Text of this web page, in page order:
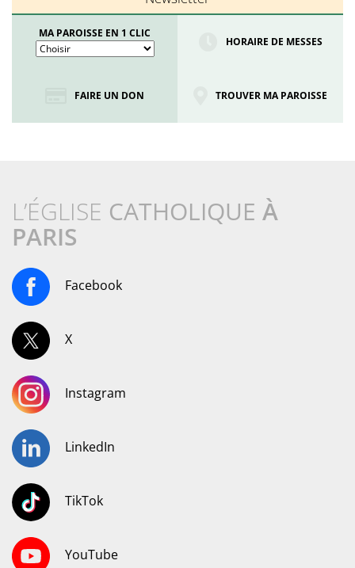
MA PAROISSE EN 1 CLIC
HORAIRE DE MESSES
FAIRE UN DON TROUVER MA PAROISSE
L’ÉGLISE CATHOLIQUE À
PARIS
Facebook
X
Instagram
LinkedIn
TikTok
YouTube